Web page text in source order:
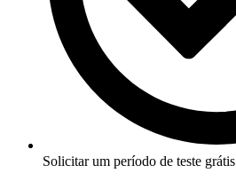
Solicitar um período de teste grátis